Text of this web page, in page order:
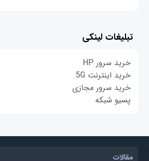
تبلیغات لینکی
خرید سرور HP
خرید اینترنت 5G
خرید سرور مجازی
پسیو شبکه
مقالات